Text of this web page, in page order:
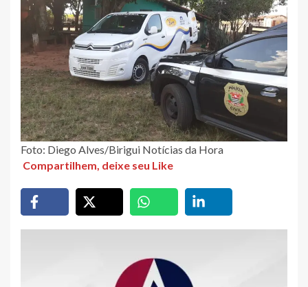
Foto: Diego Alves/Birigui Notícias da Hora
Compartilhem, deixe seu Like